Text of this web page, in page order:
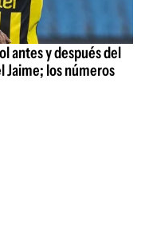
antes y después del
Jaime; los números